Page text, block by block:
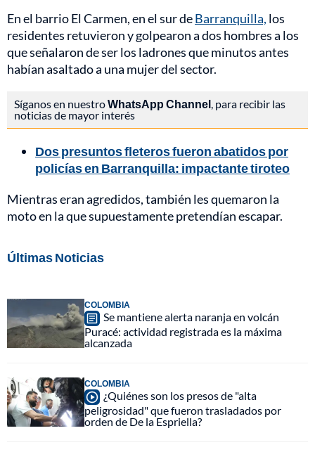
En el barrio El Carmen, en el sur deBarranquilla, los
residentes retuvieron y golpearon a dos hombres a los
que señalaron de ser los ladrones que minutos antes
habían asaltado a una mujer del sector.
Síganos en nuestroWhatsApp Channel , para recibir las
noticias de mayor interés
Dos presuntos fleteros fueron abatidos por
policías en Barranquilla: impactante tiroteo
Mientras eran agredidos, también les quemaron la
moto en la que supuestamente pretendían escapar.
Últimas Noticias
COLOMBIA
Se mantiene alerta naranja en volcán
Puracé: actividad registrada es la máxima
alcanzada
COLOMBIA
¿Quiénes son los presos de "alta
peligrosidad" que fueron trasladados por
orden de De la Espriella?